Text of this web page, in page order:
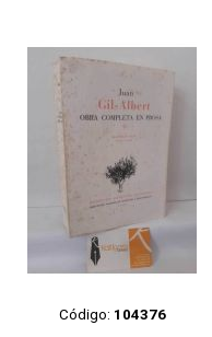
Código: 104376